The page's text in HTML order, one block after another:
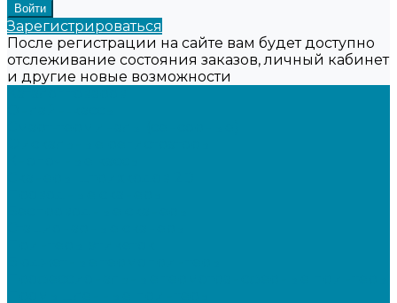
Зарегистрироваться
После регистрации на сайте вам будет доступно
отслеживание состояния заказов, личный кабинет
и другие новые возможности